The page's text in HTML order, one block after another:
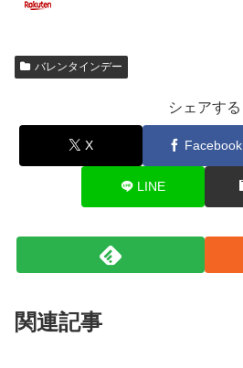
バレンタインデー
シェアする
X Facebook
LINE
関連記事